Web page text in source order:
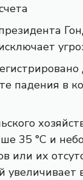
падения в
35 °C и
или их